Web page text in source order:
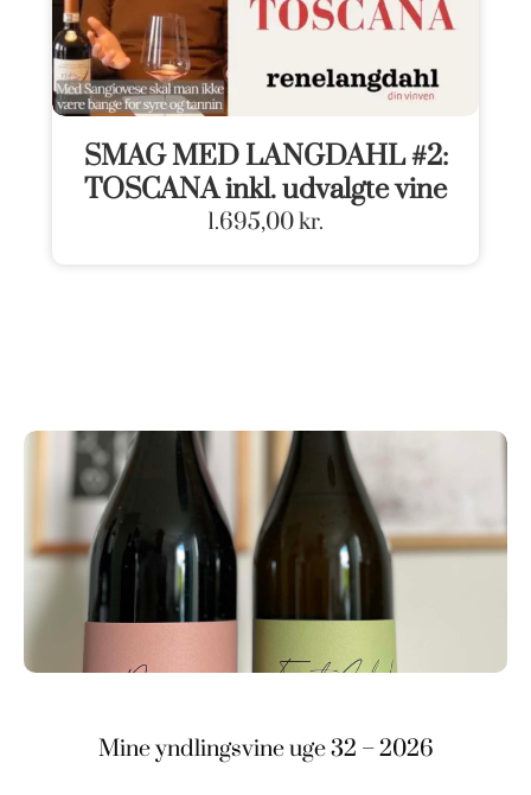
SMAG MED LANGDAHL #2:
TOSCANA inkl. udvalgte vine
1.695,00kr.
Mine yndlingsvine uge 32 – 2026